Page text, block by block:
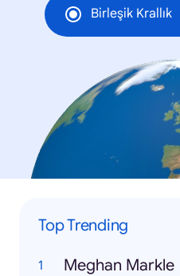
Birleşik Krallık
Top Trending
Meghan Markle